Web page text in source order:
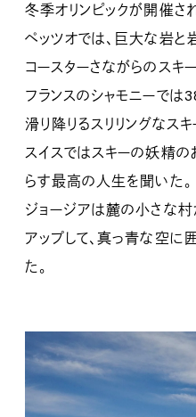
冬季オリンピックが開催さ
ペッツオでは、巨大な岩と
コースターさながらのスキ
フランスのシャモニーで
滑り降りるスリリングなスキ
スイスではスキーの妖精の
らす最高の人生を聞いた。
ジョージアは麓の小さな
アップして、真っ青な空に
た。